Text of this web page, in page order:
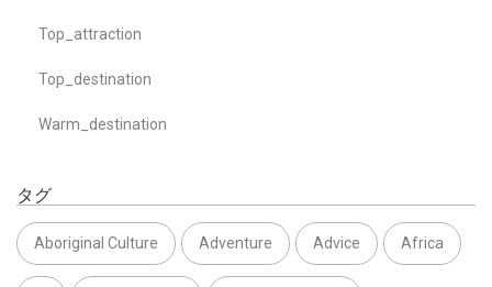
Top_attraction
Top_destination
Warm_destination
タグ
Aboriginal Culture Adventure Advice Africa